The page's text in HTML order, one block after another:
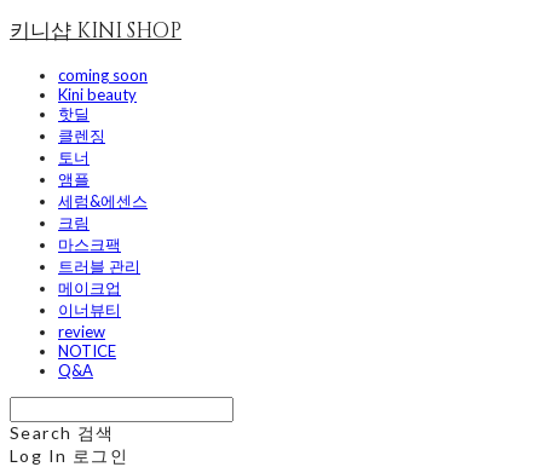
키니샵 KINI SHOP
coming soon
Kini beauty
핫딜
클렌징
토너
앰플
세럼&에센스
크림
마스크팩
트러블 관리
메이크업
이너뷰티
review
NOTICE
Q&A
Search 검색
Log In 로그인